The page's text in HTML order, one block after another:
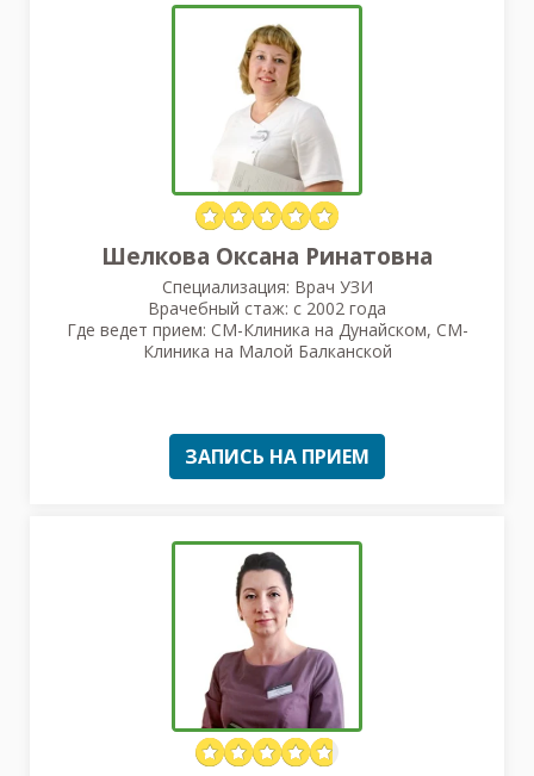
Шелкова Оксана Ринатовна
Специализация: Врач УЗИ
Врачебный стаж: с 2002 года
Где ведет прием: СМ-Клиника на Дунайском, СМ-
Клиника на Малой Балканской
ЗАПИСЬ НА ПРИЕМ